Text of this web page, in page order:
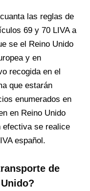
las reglas de
69 y 70 LIVA a
se el Reino Unido
y en
recogida en el
que estarán
enumerados en
en Reino Unido
efectiva se realice
español.
de